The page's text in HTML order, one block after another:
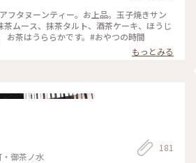
楽しいお店でした。 前はランチでステ
トを食べましたが、気がついたら約4年ぶり
やい… #御茶ノ水 #ビール #抹
フタヌーンティー。お上品。玉子焼きサン
茶ムース、抹茶タルト、酒茶ケーキ、ほうじ
お茶はうららかです。#おやつの時間
もっとみる
御茶ノ水
181